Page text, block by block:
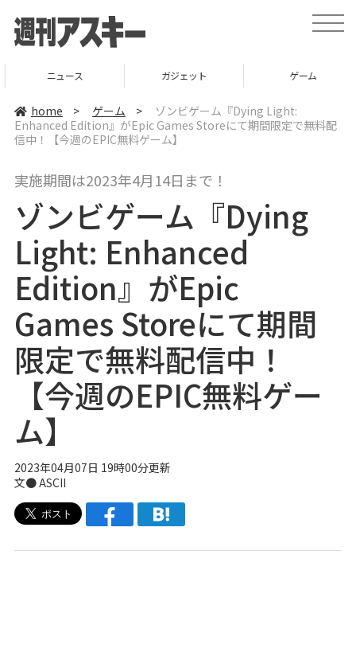
t
o
i
ニュース ガジェット ゲーム
home > ゲーム >
ゾンビゲーム『Dying Light:
Enhanced Edition』がEpic Games Storeにて期間限定で無料配
信中！【今週のEPIC無料ゲーム】
実施期間は2023年4月14日まで！
ゾンビゲーム『Dying
Light: Enhanced
Edition』がEpic
Games Storeにて期間
限定で無料配信中！
【今週のEPIC無料ゲー
ム】
2023年04月07日 19時00分更新
文● ASCII